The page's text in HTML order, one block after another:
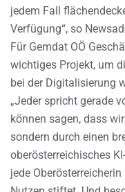
jedem Fall
Verfügung“, so
Für Gemdat OÖ
wichtiges Projekt, um
bei der Digitalisierung
„Jeder spricht gerade
können sagen, dass
sondern durch einen
oberösterreichisches
jede